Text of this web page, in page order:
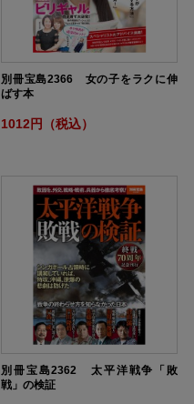
別冊宝島2366 女の子をラクに伸
ばす本
1012円（税込）
別冊宝島2362 太平洋戦争「敗
戦」の検証